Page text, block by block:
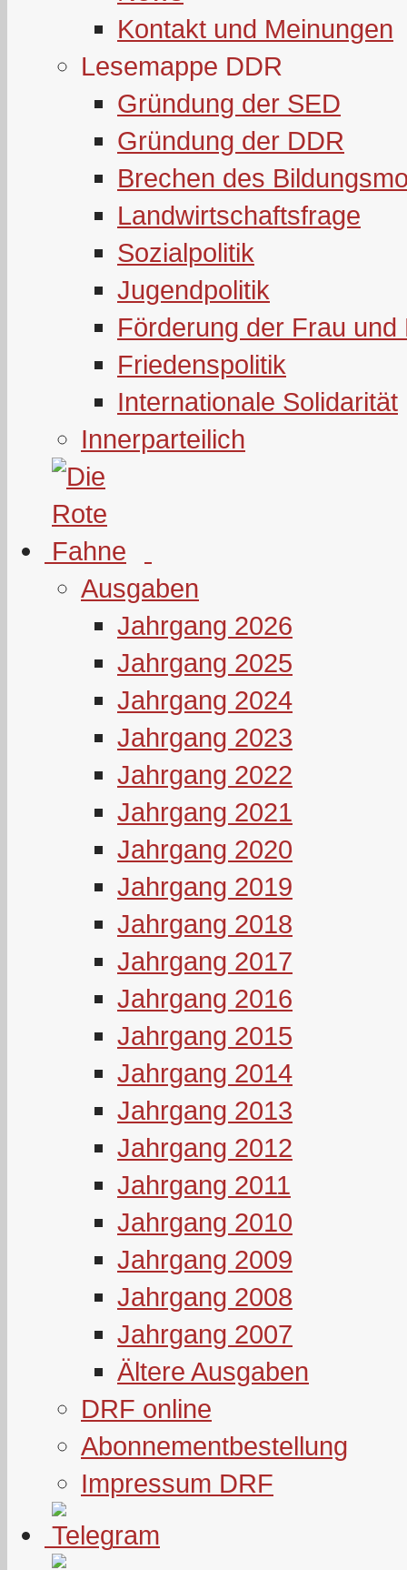
Kontakt und Meinungen
Lesemappe DDR
Gründung der SED
Gründung der DDR
Brechen des
Landwirtschaftsfrage
Sozialpolitik
Jugendpolitik
Förderung der Frau und
Friedenspolitik
Internationale Solidarität
Innerparteilich
Ausgaben
Jahrgang 2026
Jahrgang 2025
Jahrgang 2024
Jahrgang 2023
Jahrgang 2022
Jahrgang 2021
Jahrgang 2020
Jahrgang 2019
Jahrgang 2018
Jahrgang 2017
Jahrgang 2016
Jahrgang 2015
Jahrgang 2014
Jahrgang 2013
Jahrgang 2012
Jahrgang 2011
Jahrgang 2010
Jahrgang 2009
Jahrgang 2008
Jahrgang 2007
Ältere Ausgaben
DRF online
Abonnementbestellung
Impressum DRF